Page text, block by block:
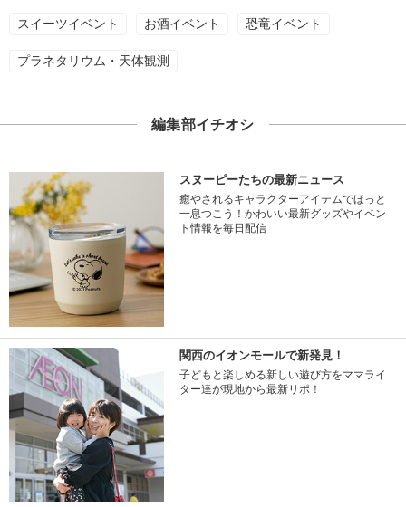
スイーツイベント お酒イベント 恐竜イベント
プラネタリウム・天体観測
編集部イチオシ
スヌーピーたちの最新ニュース
癒やされるキャラクターアイテムでほっと
一息つこう！かわいい最新グッズやイベン
ト情報を毎日配信
関西のイオンモールで新発見！
子どもと楽しめる新しい遊び方をママライ
ター達が現地から最新リポ！